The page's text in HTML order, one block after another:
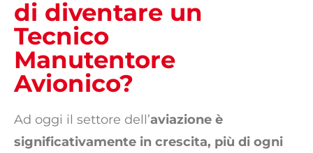
di diventare un
Tecnico
Manutentore
Avionico?
Ad oggi il settore dell’aviazione è
significativamente in crescita, più di ogni